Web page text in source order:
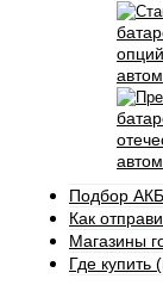
Подбор АКБ
Как
Магазины
Где купить